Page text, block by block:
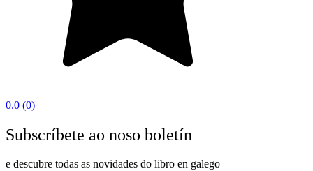
0.0 (0)
Subscríbete ao noso boletín
e descubre todas as novidades do libro en galego